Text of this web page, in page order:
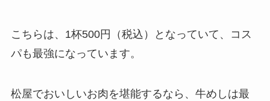
こちらは、1杯500円（税込）となっていて、コス
パも最強になっています。
松屋でおいしいお肉を堪能するなら、牛めしは最